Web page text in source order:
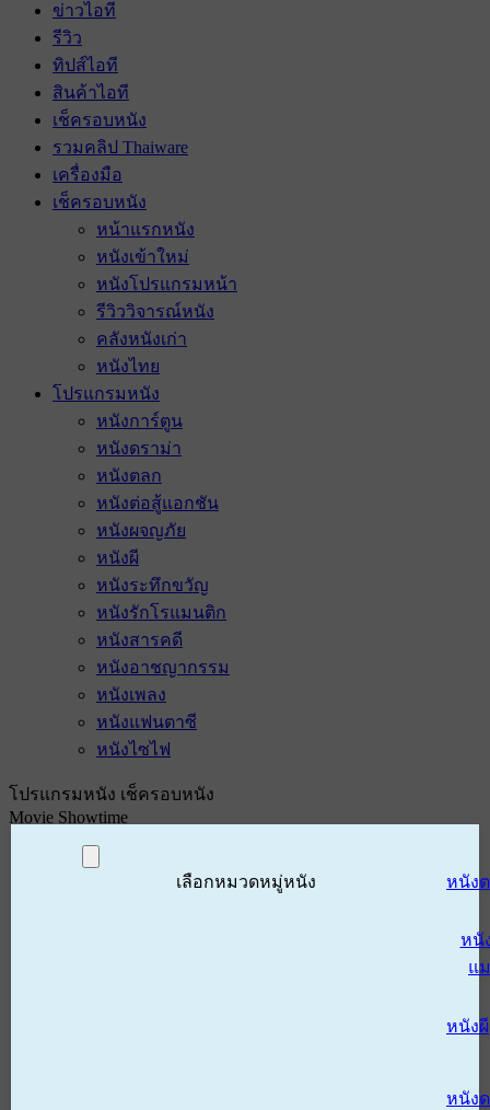
ข่าวไอที
รีวิว
ทิปส์ไอที
สินค้าไอที
เช็ครอบหนัง
รวมคลิป Thaiware
เครื่องมือ
เช็ครอบหนัง
หน้าแรกหนัง
หนังเข้าใหม่
หนังโปรแกรมหน้า
รีวิววิจารณ์หนัง
คลังหนังเก่า
หนังไทย
โปรแกรมหนัง
หนังการ์ตูน
หนังดราม่า
หนังตลก
หนังต่อสู้แอกชัน
หนังผจญภัย
หนังผี
หนังระทึกขวัญ
หนังรักโรแมนติก
หนังสารคดี
หนังอาชญากรรม
หนังเพลง
หนังแฟนตาซี
หนังไซไฟ
โปรแกรมหนัง เช็ครอบหนัง
Movie Showtime
เลือกหมวดหมู่หนัง หนัง
หนั
แ
หนังผี
หนัง